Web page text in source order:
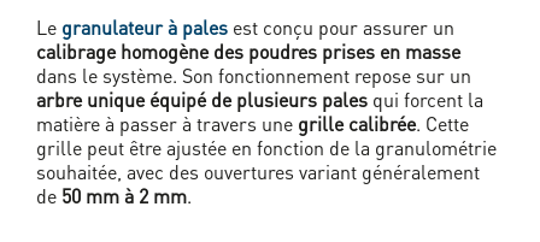
Le granulateur à pales est conçu pour assurer un
calibrage homogène des poudres prises en masse
dans le système. Son fonctionnement repose sur un
arbre unique équipé de plusieurs pales qui forcent la
matière à passer à travers une grille calibrée. Cette
grille peut être ajustée en fonction de la granulométrie
souhaitée, avec des ouvertures variant généralement
de 50 mm à 2 mm.